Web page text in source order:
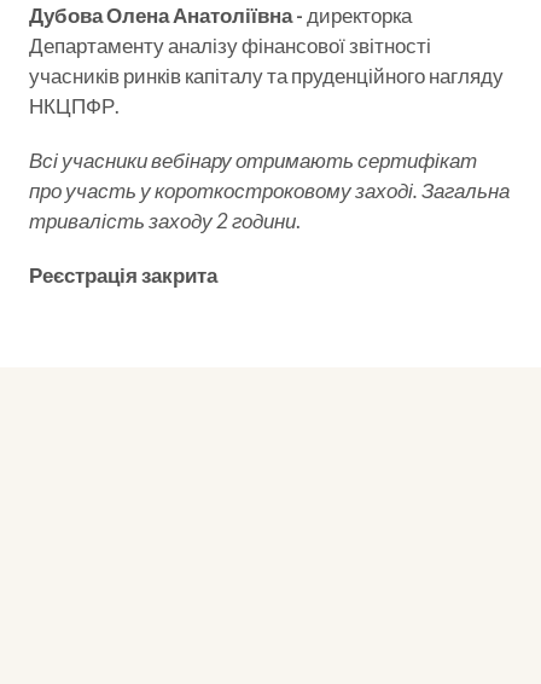
Дубова Олена Анатоліївна - директорка
Департаменту аналізу фінансової звітності
учасників ринків капіталу та пруденційного нагляду
НКЦПФР.
Всі учасники вебінару отримають сертифікат
про участь у короткостроковому заході. Загальна
тривалість заходу 2 години.
Реєстрація закрита